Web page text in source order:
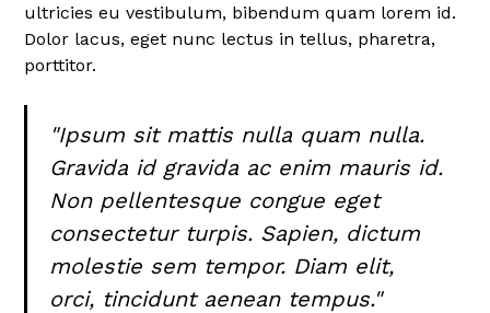
ultricies eu vestibulum, bibendum quam lorem id.
Dolor lacus, eget nunc lectus in tellus, pharetra,
porttitor.
"Ipsum sit mattis nulla quam nulla.
Gravida id gravida ac enim mauris id.
Non pellentesque congue eget
consectetur turpis. Sapien, dictum
molestie sem tempor. Diam elit,
orci, tincidunt aenean tempus."